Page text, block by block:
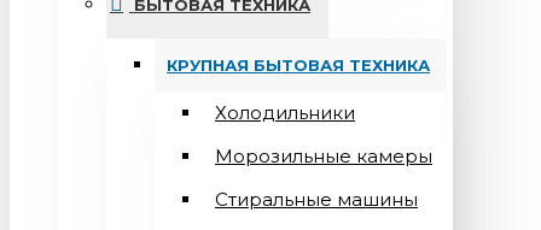
БЫТОВАЯ ТЕХНИКА
КРУПНАЯ БЫТОВАЯ ТЕХНИКА
Холодильники
Морозильные камеры
Стиральные машины